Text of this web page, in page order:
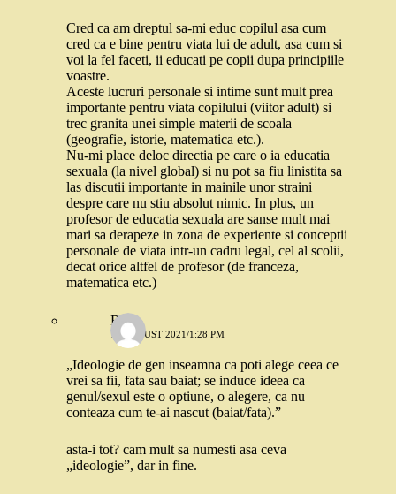
Cred ca am dreptul sa-mi educ copilul asa cum
cred ca e bine pentru viata lui de adult, asa cum si
voi la fel faceti, ii educati pe copii dupa principiile
voastre.
Aceste lucruri personale si intime sunt mult prea
importante pentru viata copilului (viitor adult) si
trec granita unei simple materii de scoala
(geografie, istorie, matematica etc.).
Nu-mi place deloc directia pe care o ia educatia
sexuala (la nivel global) si nu pot sa fiu linistita sa
las discutii importante in mainile unor straini
despre care nu stiu absolut nimic. In plus, un
profesor de educatia sexuala are sanse mult mai
mari sa derapeze in zona de experiente si conceptii
personale de viata intr-un cadru legal, cel al scolii,
decat orice altfel de profesor (de franceza,
matematica etc.)
Robo
19 AUGUST 2021/1:28 PM
„Ideologie de gen inseamna ca poti alege ceea ce
vrei sa fii, fata sau baiat; se induce ideea ca
genul/sexul este o optiune, o alegere, ca nu
conteaza cum te-ai nascut (baiat/fata).”
asta-i tot? cam mult sa numesti asa ceva
„ideologie”, dar in fine.